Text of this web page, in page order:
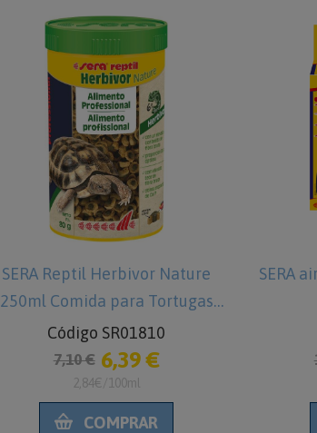
SERA Reptil Herbivor Nature
250ml Comida para Tortugas
terrestres
Código SR01810
7,10 € 6,39 €
2,84€/100ml
COMPRAR
SERA